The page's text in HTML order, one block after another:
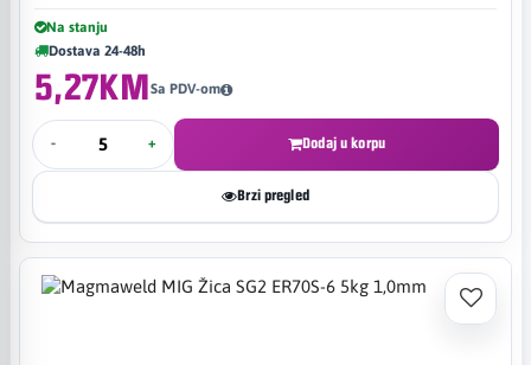
Na stanju
Dostava 24-48h
5,27KMSa PDV-om
- + Dodaj u korpu
Brzi pregled